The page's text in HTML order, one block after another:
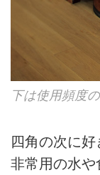
下は使用頻度
四角の次に好
非常用の水や